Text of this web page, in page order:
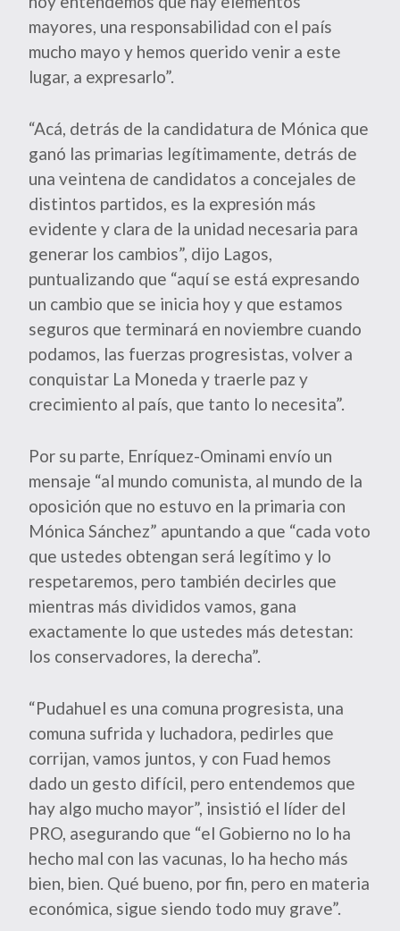
mayores, una responsabilidad con el país
mucho mayo y hemos querido venir a este
lugar, a expresarlo”.
“Acá, detrás de la candidatura de Mónica que
ganó las primarias legítimamente, detrás de
una veintena de candidatos a concejales de
distintos partidos, es la expresión más
evidente y clara de la unidad necesaria para
generar los cambios”, dijo Lagos,
puntualizando que “aquí se está expresando
un cambio que se inicia hoy y que estamos
seguros que terminará en noviembre cuando
podamos, las fuerzas progresistas, volver a
conquistar La Moneda y traerle paz y
crecimiento al país, que tanto lo necesita”.
Por su parte, Enríquez-Ominami envío un
mensaje “al mundo comunista, al mundo de la
oposición que no estuvo en la primaria con
Mónica Sánchez” apuntando a que “cada voto
que ustedes obtengan será legítimo y lo
respetaremos, pero también decirles que
mientras más divididos vamos, gana
exactamente lo que ustedes más detestan:
los conservadores, la derecha”.
“Pudahuel es una comuna progresista, una
comuna sufrida y luchadora, pedirles que
corrijan, vamos juntos, y con Fuad hemos
dado un gesto difícil, pero entendemos que
hay algo mucho mayor”, insistió el líder del
PRO, asegurando que “el Gobierno no lo ha
hecho mal con las vacunas, lo ha hecho más
bien, bien. Qué bueno, por fin, pero en materia
económica, sigue siendo todo muy grave”.